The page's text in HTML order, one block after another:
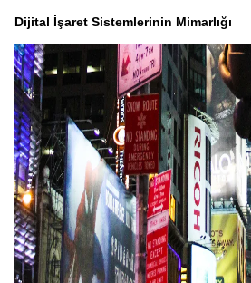
Dijital İşaret Sistemlerinin Mimarlığı